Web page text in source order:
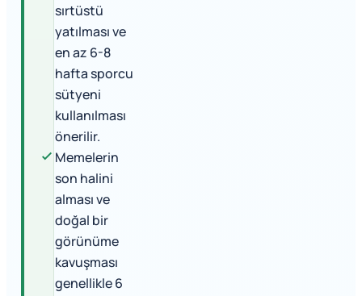
sırtüstü
yatılması ve
en az 6-8
hafta sporcu
sütyeni
kullanılması
önerilir.
Memelerin
son halini
alması ve
doğal bir
görünüme
kavuşması
genellikle 6